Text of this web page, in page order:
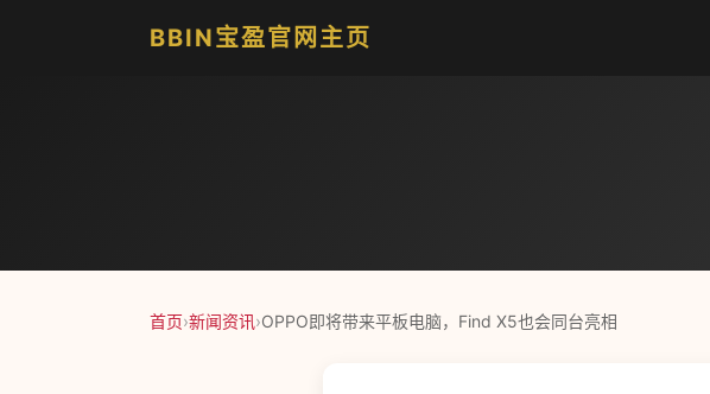
BBIN宝盈官网主页
首页›新闻资讯›OPPO即将带来平板电脑，Find X5也会同台亮相